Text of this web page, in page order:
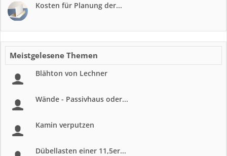
Kosten für Planung der...
Meistgelesene Themen
Blähton von Lechner
Wände - Passivhaus oder...
Kamin verputzen
Dübellasten einer 11,5er...